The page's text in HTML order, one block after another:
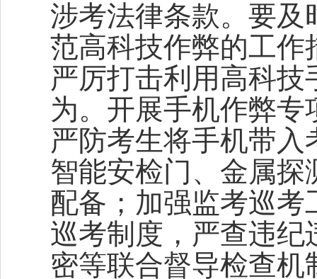
涉考法律条款。要及
范高科技作弊的工作
严厉打击利用高科
为。开展手机作弊
严防考生将手机带
智能安检门、金属探
配备；加强监考巡考
巡考制度，严查违
密等联合督导检查